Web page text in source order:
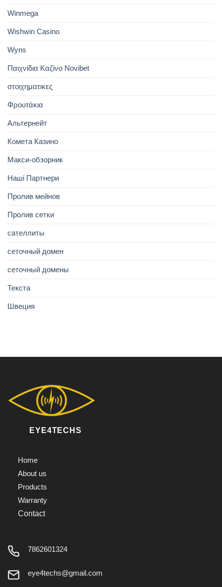
Winmega
Wishwin Casino
Wyns
Παιχνίδια Καζίνο Novibet
στοιχηματικες
Φρουτάκια
Альтернейт
Комета Казино
Макси-обзорник
Наші Партнери
Пролив мейнов
Пролив сетки
сателлиты
сеточный домен
сеточный домены
Текста
Швеция
EYE4TECHS
Home
About us
Products
Warranty
Contact
7862601324
eye4techs@gmail.com